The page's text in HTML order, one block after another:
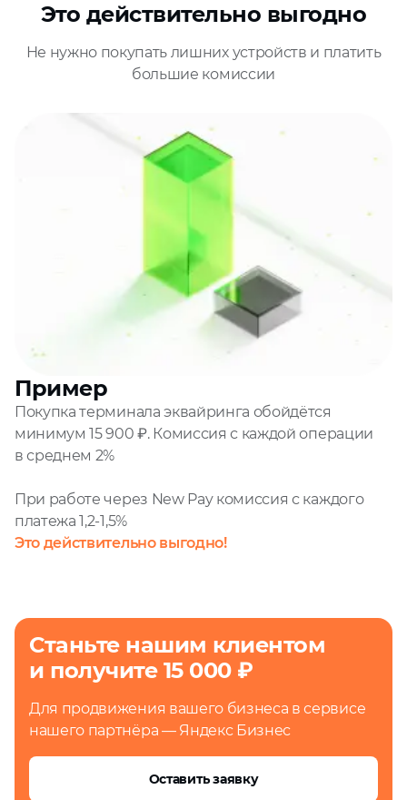
Это действительно выгодно
Не нужно покупать лишних устройств и платить
большие комиссии
Пример
Покупка терминала эквайринга обойдётся
минимум 15 900 ₽. Комиссия с каждой операции
в среднем 2%
При работе через New Pay комиссия с каждого
платежа 1,2-1,5%
Это действительно выгодно!
Станьте нашим клиентом
и получите 15 000 ₽
Для продвижения вашего бизнеса в сервисе
нашего партнёра — Яндекс Бизнес
Оставить заявку